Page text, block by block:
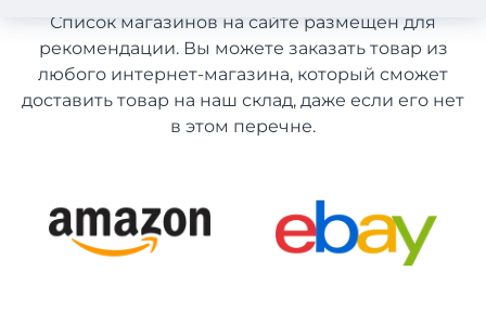
Список магазинов на сайте размещен для
рекомендации. Вы можете заказать товар из
любого интернет-магазина, который сможет
доставить товар на наш склад, даже если его нет
в этом перечне.